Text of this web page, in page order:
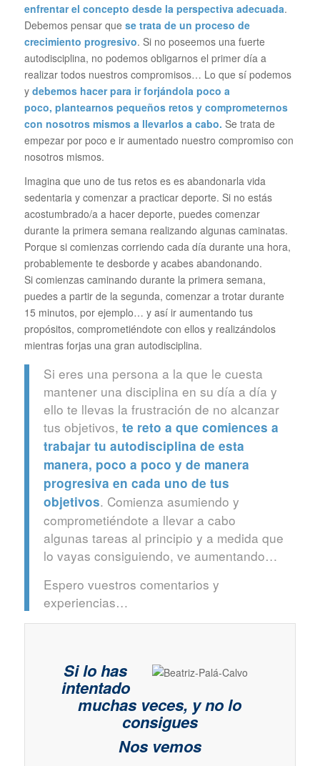
enfrentar el concepto desde la perspectiva adecuada.
Debemos pensar que se trata de un proceso de
crecimiento progresivo. Si no poseemos una fuerte
autodisciplina, no podemos obligarnos el primer día a
realizar todos nuestros compromisos… Lo que sí podemos
y debemos hacer para ir forjándola poco a
poco, plantearnos pequeños retos y comprometernos
con nosotros mismos a llevarlos a cabo. Se trata de
empezar por poco e ir aumentado nuestro compromiso con
nosotros mismos.
Imagina que uno de tus retos es es abandonarla vida
sedentaria y comenzar a practicar deporte. Si no estás
acostumbrado/a a hacer deporte, puedes comenzar
durante la primera semana realizando algunas caminatas.
Porque si comienzas corriendo cada día durante una hora,
probablemente te desborde y acabes abandonando.
Si comienzas caminando durante la primera semana,
puedes a partir de la segunda, comenzar a trotar durante
15 minutos, por ejemplo… y así ir aumentando tus
propósitos, comprometiéndote con ellos y realizándolos
mientras forjas una gran autodisciplina.
Si eres una persona a la que le cuesta
mantener una disciplina en su día a día y
ello te llevas la frustración de no alcanzar
tus objetivos, te reto a que comiences a
trabajar tu autodisciplina de esta
manera, poco a poco y de manera
progresiva en cada uno de tus
objetivos. Comienza asumiendo y
comprometiéndote a llevar a cabo
algunas tareas al principio y a medida que
lo vayas consiguiendo, ve aumentando…
Espero vuestros comentarios y
experiencias…
Si lo has
intentado
muchas veces, y no lo
consigues
Nos vemos